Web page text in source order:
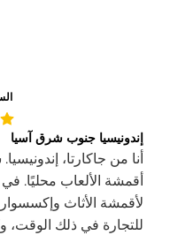
إندونيسيا جنوب شرق آسيا
أنا من جاكارتا،
لأقمشة الأثاث
للتجارة في ذلك الوقت،